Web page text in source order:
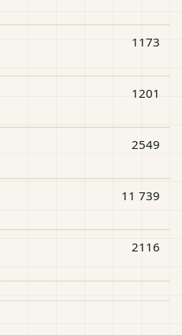
1173
1201
2549
11 739
2116